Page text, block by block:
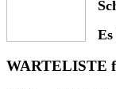
WARTELISTE